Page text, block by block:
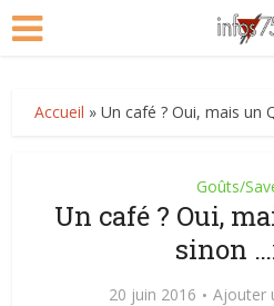
Accueil »Un café ? Oui, mais un
Goûts/
Un café ? Oui,
sinon
20 juin 2016 Ajouter